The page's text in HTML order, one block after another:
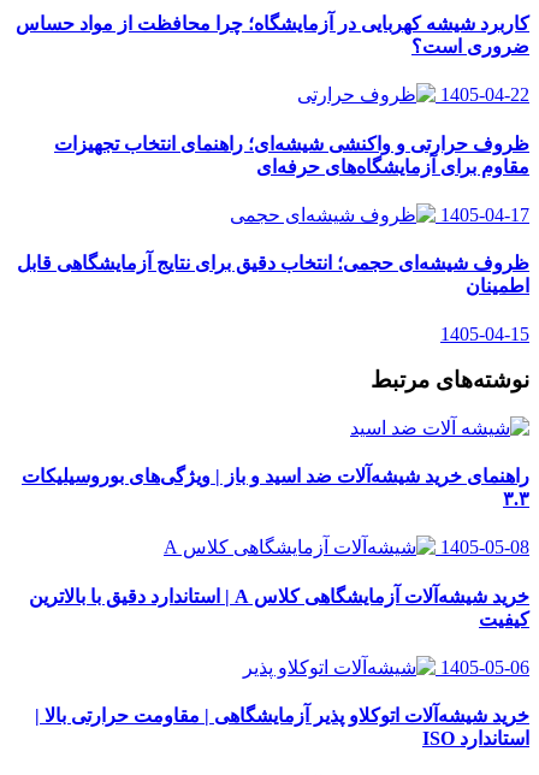
کاربرد شیشه کهربایی در آزمایشگاه؛ چرا محافظت از مواد حساس
ضروری است؟
1405-04-22
ظروف حرارتی و واکنشی شیشه‌ای؛ راهنمای انتخاب تجهیزات
مقاوم برای آزمایشگاه‌های حرفه‌ای
1405-04-17
ظروف شیشه‌ای حجمی؛ انتخاب دقیق برای نتایج آزمایشگاهی قابل
اطمینان
1405-04-15
نوشته‌های مرتبط
راهنمای خرید شیشه‌آلات ضد اسید و باز | ویژگی‌های بوروسیلیکات
۳.۳
1405-05-08
خرید شیشه‌آلات آزمایشگاهی کلاس A | استاندارد دقیق با بالاترین
کیفیت
1405-05-06
خرید شیشه‌آلات اتوکلاو پذیر آزمایشگاهی | مقاومت حرارتی بالا |
استاندارد ISO